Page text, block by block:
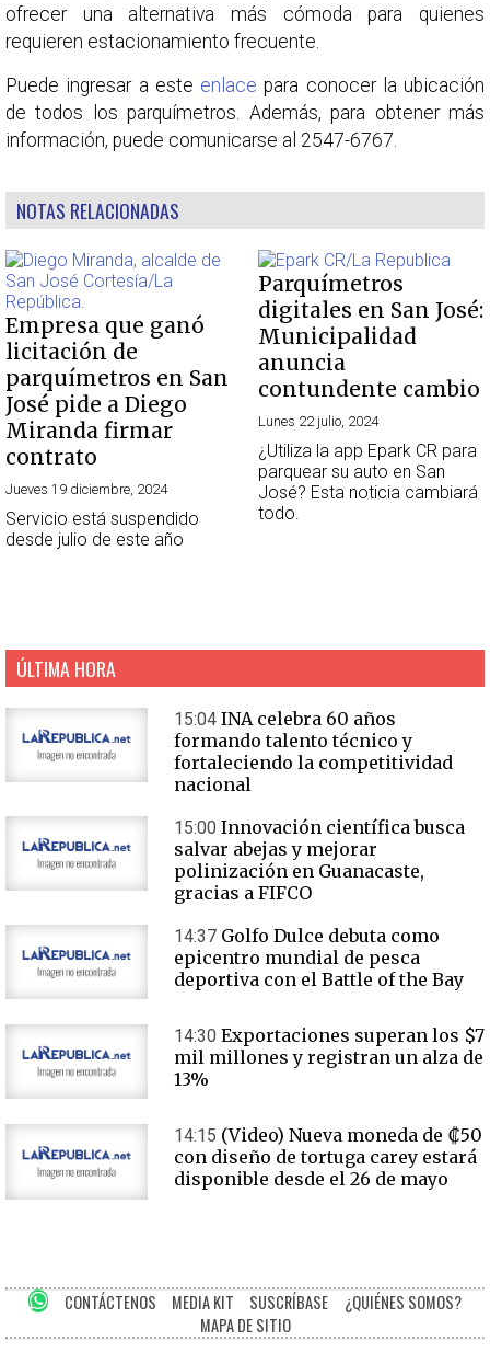
ofrecer una alternativa más cómoda para quienes
requieren estacionamiento frecuente.
Puede ingresar a este enlace para conocer la ubicación
de todos los parquímetros. Además, para obtener más
información, puede comunicarse al 2547-6767.
NOTAS RELACIONADAS
Empresa que ganó
licitación de
parquímetros en San
José pide a Diego
Miranda firmar
contrato
Jueves 19 diciembre, 2024
Servicio está suspendido
desde julio de este año
Parquímetros
digitales en San José:
Municipalidad
anuncia
contundente cambio
Lunes 22 julio, 2024
¿Utiliza la app Epark CR para
parquear su auto en San
José? Esta noticia cambiará
todo.
ÚLTIMA HORA
15:04 INA celebra 60 años
formando talento técnico y
fortaleciendo la competitividad
nacional
15:00 Innovación científica busca
salvar abejas y mejorar
polinización en Guanacaste,
gracias a FIFCO
14:37 Golfo Dulce debuta como
epicentro mundial de pesca
deportiva con el Battle of the Bay
14:30 Exportaciones superan los $7
mil millones y registran un alza de
13%
14:15 (Video) Nueva moneda de ₡50
con diseño de tortuga carey estará
disponible desde el 26 de mayo
CONTÁCTENOS MEDIA KIT SUSCRÍBASE
¿QUIÉNES SOMOS?
MAPA DE SITIO